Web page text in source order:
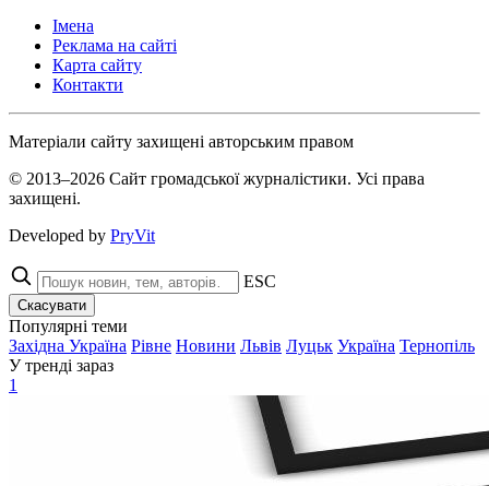
Імена
Реклама на сайті
Карта сайту
Контакти
Матеріали сайту захищені авторським правом
© 2013–2026 Сайт громадської журналістики. Усі права
захищені.
Developed by PryVit
ESC
Скасувати
Популярні теми
Західна Україна Рівне Новини Львів Луцьк Україна Тернопіль
У тренді зараз
1